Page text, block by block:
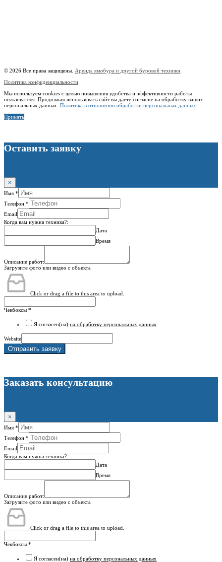
© 2026 Все права защищены. Аренда ямобура и другой буровой техники
Политика конфиденциальности
Мы используем cookies с целью повышения удобства и эффективности работы
пользователя. Продолжая использовать сайт вы даете согласие на обработку ваших
персональных данных. Политика в отношении обработки персональных данных
Принять
Оставить заявку
×
Имя *
Телефон *
Email
Когда вам нужна техника?:
Дата
Время
Описание работ:
Загрузите фото или видео с объекта
Click or drag a file to this area to upload.
Чекбоксы *
Я согласен(на) на обработку персональных данных
Website
Отправить заявку
Заказать консультацию
×
Имя *
Телефон *
Email
Когда вам нужна техника?:
Дата
Время
Описание работ:
Загрузите фото или видео с объекта
Click or drag a file to this area to upload.
Чекбоксы *
Я согласен(на) на обработку персональных данных